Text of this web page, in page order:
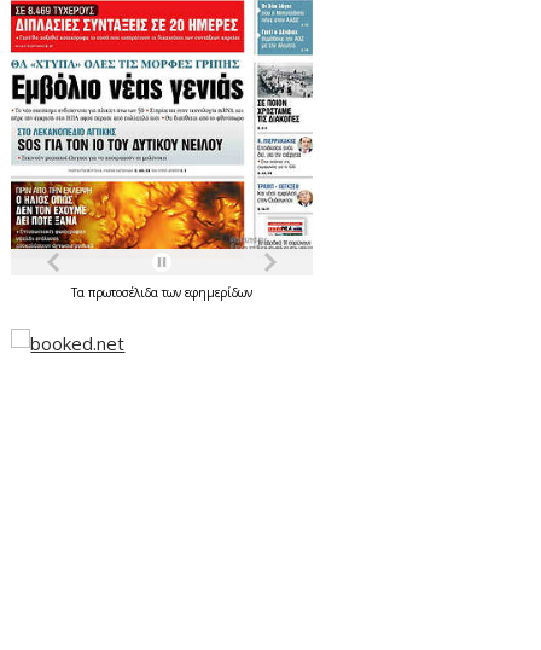
Ταπρωτοσέλιδατωνεφημερίδων